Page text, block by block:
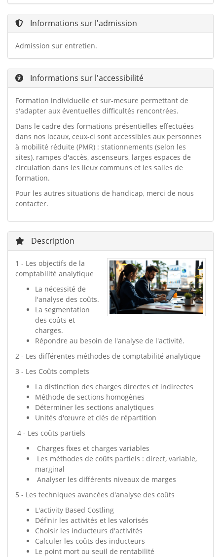
Informations sur l'admission
Admission sur entretien.
Informations sur l'accessibilité
Formation individuelle et sur-mesure permettant de
s'adapter aux éventuelles difficultés rencontrées.
Dans le cadre des formations présentielles effectuées
dans nos locaux, ceux-ci sont accessibles aux personnes
à mobilité réduite (PMR) : stationnements (selon les
sites), rampes d'accès, ascenseurs, larges espaces de
circulation dans les lieux communs et les salles de
formation.
Pour les autres situations de handicap, merci de nous
contacter.
Description
1 - Les objectifs de la
comptabilité analytique
La nécessité de
l'analyse des coûts.
La segmentation
des coûts et
charges.
Répondre au besoin de l'analyse de l'activité.
2 - Les différentes méthodes de comptabilité analytique
3 - Les Coûts complets
La distinction des charges directes et indirectes
Méthode de sections homogènes
Déterminer les sections analytiques
Unités d'œuvre et clés de répartition
4 - Les coûts partiels
Charges fixes et charges variables
Les méthodes de coûts partiels : direct, variable,
marginal
Analyser les différents niveaux de marges
5 - Les techniques avancées d'analyse des coûts
L'activity Based Costling
Définir les activités et les valorisés
Choisir les inducteurs d'activités
Calculer les coûts des inducteurs
Le point mort ou seuil de rentabilité